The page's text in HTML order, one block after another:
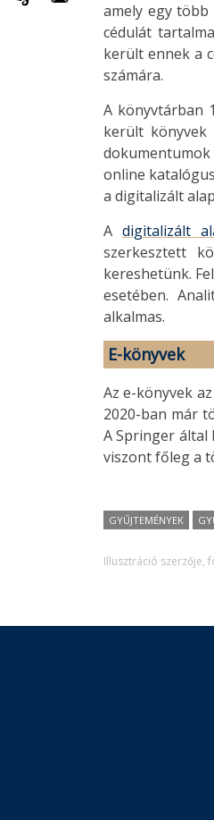
amely egy
cédulát
került ennek a
számára.
A könyvtárban
került
online
a digitalizált
Adigitalizált
szerkesztett
kereshetünk.
esetében.
alkalmas.
E-könyvek
Az e-könyvek
2020-ban már
A Springer
viszont főleg a
GYŰJTEMÉNYEK
Illusztráció szerzője,